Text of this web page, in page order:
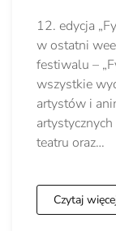
12. edycja
w ostatni
festiwalu –
wszystkie
artystów i
teatru oraz…
Czytaj